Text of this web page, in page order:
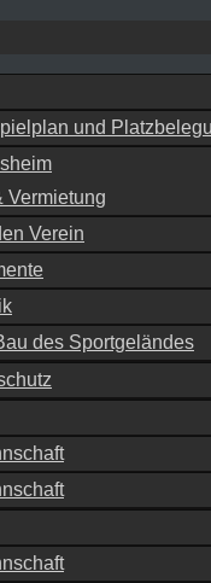
und
Vermietung
Verein
des Sportgeländes